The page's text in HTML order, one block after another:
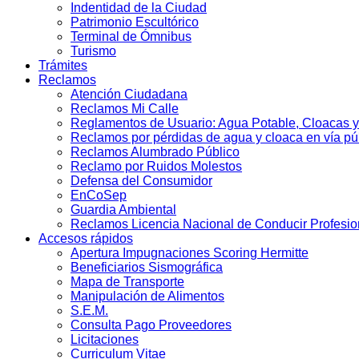
Indentidad de la Ciudad
Patrimonio Escultórico
Terminal de Ómnibus
Turismo
Trámites
Reclamos
Atención Ciudadana
Reclamos Mi Calle
Reglamentos de Usuario: Agua Potable, Cloacas
Reclamos por pérdidas de agua y cloaca en vía
Reclamos Alumbrado Público
Reclamo por Ruidos Molestos
Defensa del Consumidor
EnCoSep
Guardia Ambiental
Reclamos Licencia Nacional de Conducir
Accesos rápidos
Apertura Impugnaciones Scoring Hermitte
Beneficiarios Sismográfica
Mapa de Transporte
Manipulación de Alimentos
S.E.M.
Consulta Pago Proveedores
Licitaciones
Curriculum Vitae